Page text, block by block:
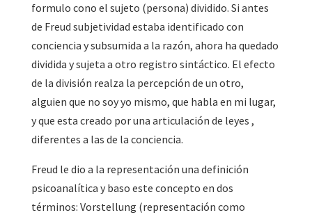
formulo cono el sujeto (persona) dividido. Si antes
de Freud subjetividad estaba identificado con
conciencia y subsumida a la razón, ahora ha quedado
dividida y sujeta a otro registro sintáctico. El efecto
de la división realza la percepción de un otro,
alguien que no soy yo mismo, que habla en mi lugar,
y que esta creado por una articulación de leyes ,
diferentes a las de la conciencia.
Freud le dio a la representación una definición
psicoanalítica y baso este concepto en dos
términos: Vorstellung (representación como